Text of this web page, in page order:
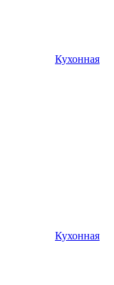
Кухонная
Кухонная